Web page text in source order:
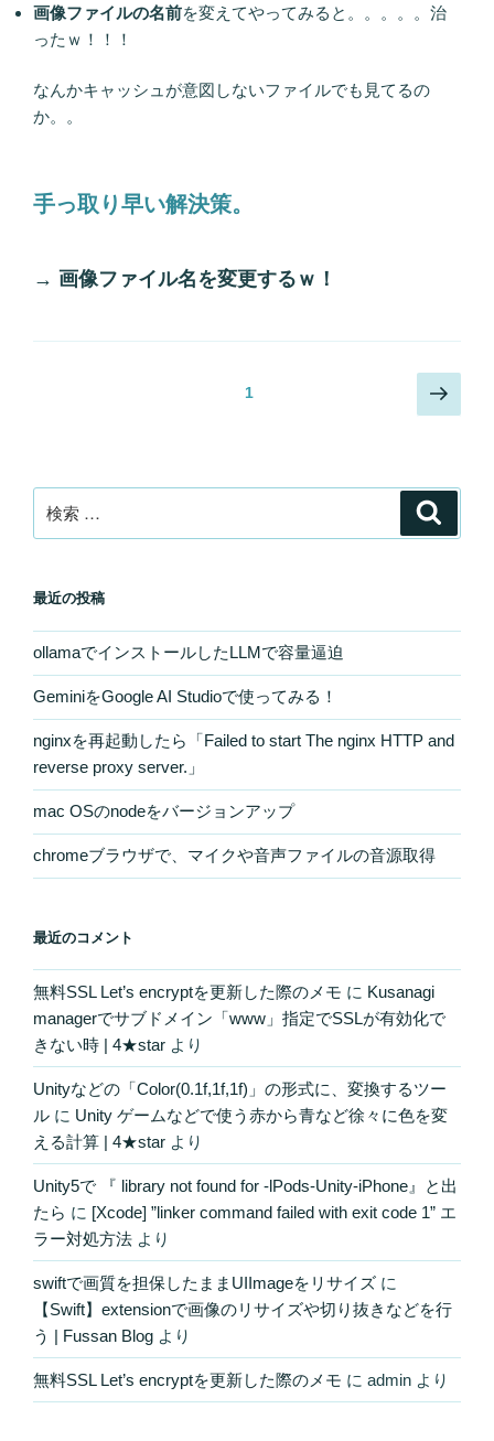
画像ファイルの名前を変えてやってみると。。。。。治
ったｗ！！！
なんかキャッシュが意図しないファイルでも見てるの
か。。
手っ取り早い解決策。
→ 画像ファイル名を変更するｗ！
ゲ
ー
ョ
ン
ページ1
次
の
ジ
索:
最近の投稿
ollamaでインストールしたLLMで容量逼迫
GeminiをGoogle AI Studioで使ってみる！
nginxを再起動したら「Failed to start The nginx HTTP and
reverse proxy server.」
mac OSのnodeをバージョンアップ
chromeブラウザで、マイクや音声ファイルの音源取得
最近のコメント
無料SSL Let’s encryptを更新した際のメモ に Kusanagi
managerでサブドメイン「www」指定でSSLが有効化で
きない時 | 4★star より
Unityなどの「Color(0.1f,1f,1f)」の形式に、変換するツー
ル に Unity ゲームなどで使う赤から青など徐々に色を変
える計算 | 4★star より
Unity5で 『 library not found for -lPods-Unity-iPhone』と出
たら に [Xcode] ”linker command failed with exit code 1” エ
ラー対処方法 より
swiftで画質を担保したままUIImageをリサイズ に
【Swift】extensionで画像のリサイズや切り抜きなどを行
う | Fussan Blog より
無料SSL Let’s encryptを更新した際のメモ に admin より